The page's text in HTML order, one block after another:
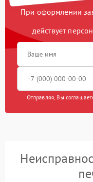
При оформлении
действует
Отправляя, Вы